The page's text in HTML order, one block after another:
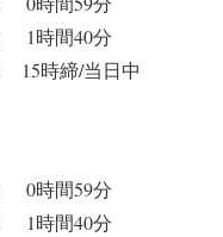
1時間40分
) 15時締/当日中
) 0時間59分
1時間40分